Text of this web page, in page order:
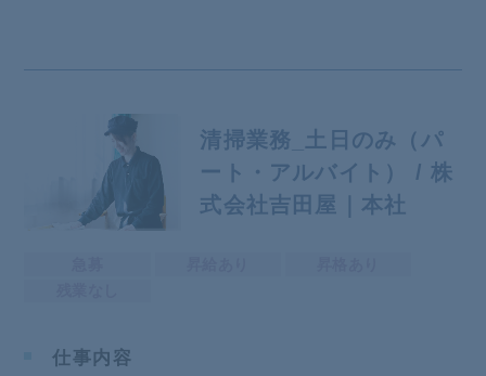
清掃業務_土日のみ（パ
ート・アルバイト） / 株
式会社吉田屋｜本社
仕事内容